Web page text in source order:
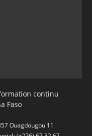
continu
Faso
Ouagdougou 11